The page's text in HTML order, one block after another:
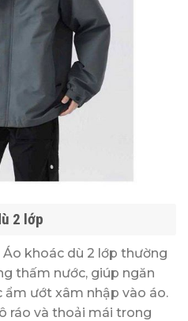
2 lớp
Áo khoác dù 2 lớp thường
thấm nước, giúp ngăn
ướt xâm nhập vào áo.
ráo và thoải mái trong